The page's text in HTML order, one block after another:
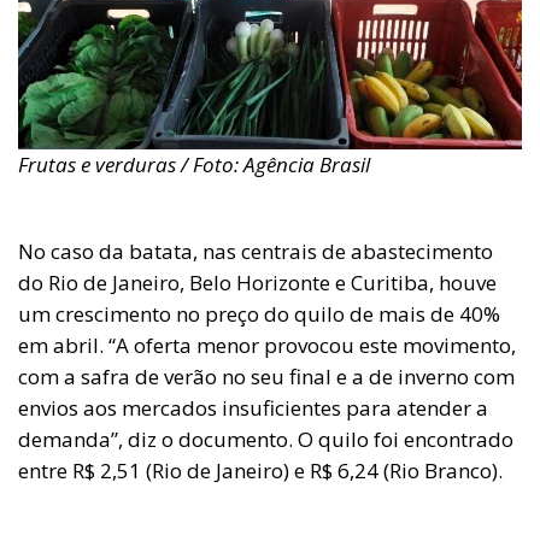
Frutas e verduras / Foto: Agência Brasil
No caso da batata, nas centrais de abastecimento
do Rio de Janeiro, Belo Horizonte e Curitiba, houve
um crescimento no preço do quilo de mais de 40%
em abril. “A oferta menor provocou este movimento,
com a safra de verão no seu final e a de inverno com
envios aos mercados insuficientes para atender a
demanda”, diz o documento. O quilo foi encontrado
entre R$ 2,51 (Rio de Janeiro) e R$ 6,24 (Rio Branco).